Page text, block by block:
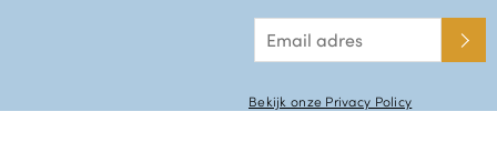
Bekijk onze Privacy Policy